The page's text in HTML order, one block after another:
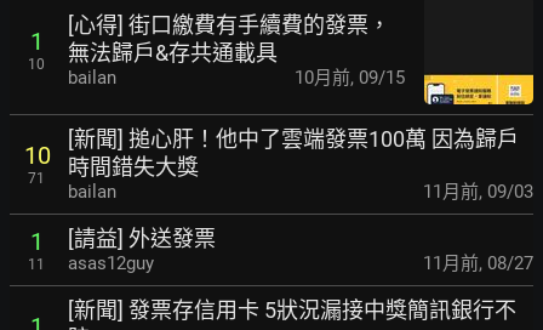
1
10
[心得] 街口繳費有手續費的發票，
無法歸戶&存共通載具
bailan 10月前, 09/15
10
71
[新聞] 搥心肝！他中了雲端發票100萬 因為歸戶
時間錯失大獎
bailan 11月前, 09/03
1
11
[請益] 外送發票
asas12guy 11月前, 08/27
[新聞] 發票存信用卡 5狀況漏接中獎簡訊銀行不